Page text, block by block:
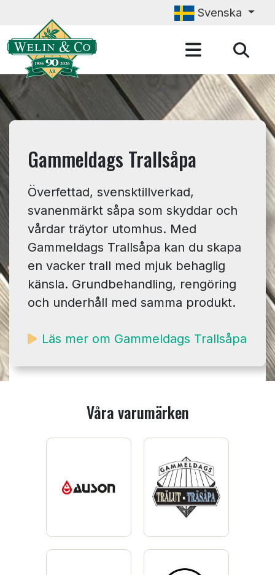
Svenska
Gammeldags Trallsåpa
Överfettad, svensktillverkad,
svanenmärkt såpa som skyddar och
vårdar träytor utomhus. Med
Gammeldags Trallsåpa kan du skapa
en vacker trall med mjuk behaglig
känsla. Grundbehandling, rengöring
och underhåll med samma produkt.
Läs mer om Gammeldags Trallsåpa
Våra varumärken